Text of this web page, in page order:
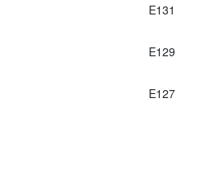
E131
E129
E127